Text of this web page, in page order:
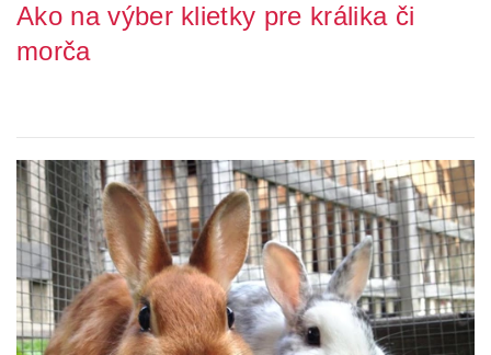
Ako na výber klietky pre králika či
morča